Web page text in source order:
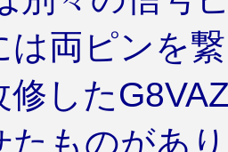
は両ピンを
修した
たものがあ